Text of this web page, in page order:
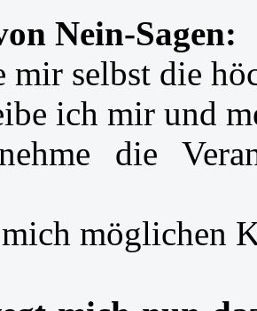
Nein-Sagen:
mir selbst die
ich mir und
die
möglichen